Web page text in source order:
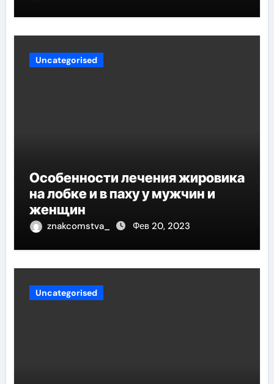
Uncategorised
Особенности лечения жировика
на лобке и в паху у мужчин и
женщин
znakcomstva_ Фев 20, 2023
Uncategorised